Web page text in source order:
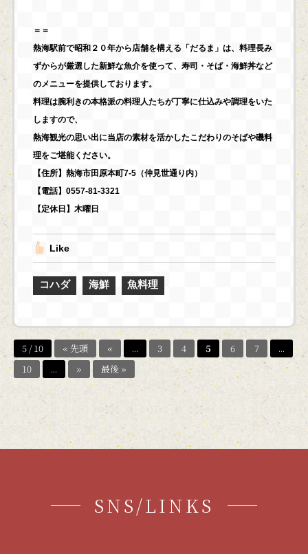
＝＝
熱海駅前で昭和２０年から店舗を構える「だるま」は、料理長み
ずからが厳選した新鮮な魚介を使って、寿司・そば・海鮮丼など
のメニューを提供しております。
料理は腕利きの本格派の料理人たちが丁寧に仕込みや調理をいた
しますので、
熱海観光の思い出に当店の素材を活かしたこだわりのそばや磯料
理をご堪能ください。
【住所】熱海市田原本町7-5（仲見世通り内）
【電話】0557-81-3321
【定休日】木曜日
Like
コハダ 海鮮 魚料理
5 / 10 « 先頭 « ... 3 4 5 6 7
...
10
... » 最後 »
SNS/LINKS